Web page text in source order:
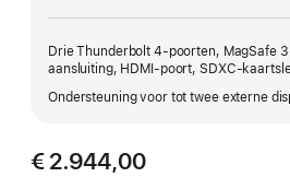
Drie Thunderbolt 4-poorten, MagSafe
aansluiting, HDMI-poort, SDXC-
Ondersteuning voor tot twee externe
€ 2.944,00